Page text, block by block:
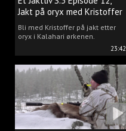
23:42
Jakt på oryx med Kristoffer
Clausen
Bli med Kristoffer på jakt etter
oryx i Kalahari ørkenen.